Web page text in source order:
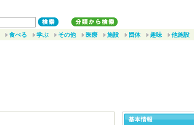
食べる 学ぶ その他 医療 施設 団体 趣味 他施設